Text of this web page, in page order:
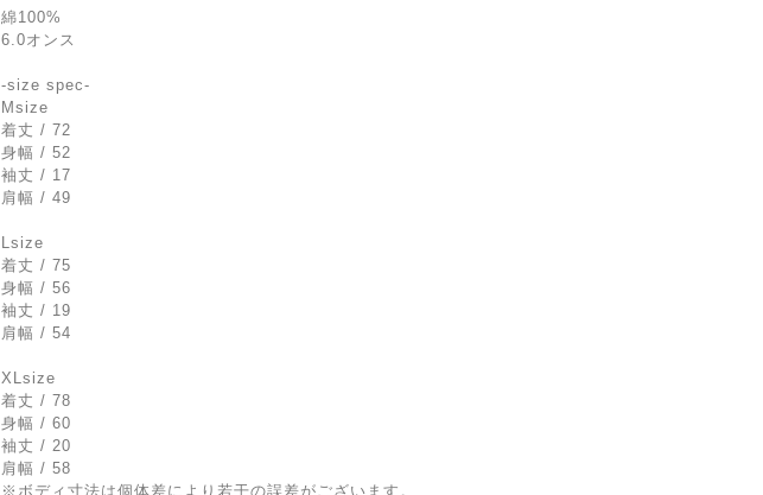
綿100%
6.0オンス
-size spec-
Msize
着丈 / 72
身幅 / 52
袖丈 / 17
肩幅 / 49
Lsize
着丈 / 75
身幅 / 56
袖丈 / 19
肩幅 / 54
XLsize
着丈 / 78
身幅 / 60
袖丈 / 20
肩幅 / 58
※ボディ寸法は個体差により若干の誤差がございます。